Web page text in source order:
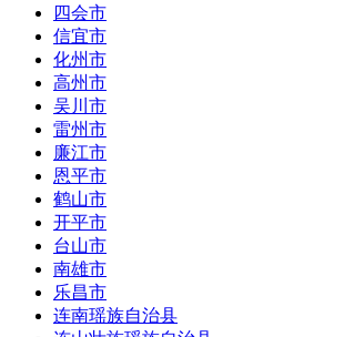
四会市
信宜市
化州市
高州市
吴川市
雷州市
廉江市
恩平市
鹤山市
开平市
台山市
南雄市
乐昌市
连南瑶族自治县